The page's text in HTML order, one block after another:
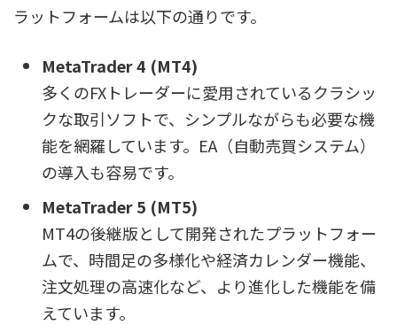
ラットフォームは以下の通りです。
MetaTrader 4 (MT4)
多くのFXトレーダーに愛用されているクラシッ
クな取引ソフトで、シンプルながらも必要な機
能を網羅しています。EA（自動売買システム）
の導入も容易です。
MetaTrader 5 (MT5)
MT4の後継版として開発されたプラットフォー
ムで、時間足の多様化や経済カレンダー機能、
注文処理の高速化など、より進化した機能を備
えています。